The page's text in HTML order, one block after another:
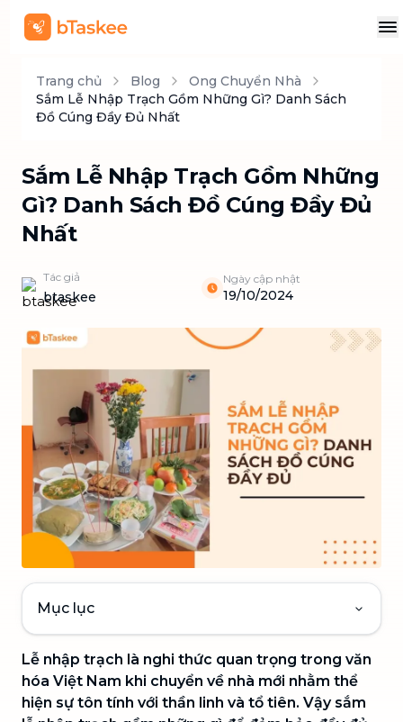
Trang chủ Blog
Ong Chuyển Nhà
Sắm Lễ Nhập Trạch Gồm Những Gì? Danh Sách
Đồ Cúng Đầy Đủ Nhất
Sắm Lễ Nhập Trạch Gồm Những
Gì? Danh Sách Đồ Cúng Đầy Đủ
Nhất
Tác giả
btaskee
Ngày cập nhật
19/10/2024
Mục lục
Lễ nhập trạch là nghi thức quan trọng trong văn
hóa Việt Nam khi chuyển về nhà mới nhằm thể
hiện sự tôn tính với thần linh và tổ tiên. Vậy sắm